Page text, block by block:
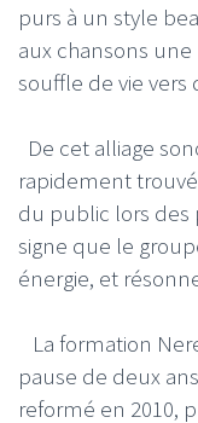
purs à un style
aux chansons
souffle de vie vers
De cet alliage
rapidement
du public lors des
signe que le
énergie, et
La formation
pause de deux
reformé en 2010,